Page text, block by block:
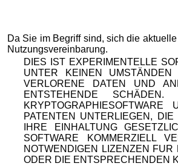
Da Sie im Begriff sind, sich die
Nutzungsvereinbarung.
DIES IST EXPERIMENTELLE
UNTER KEINEN
VERLORENE DATEN UND
ENTSTEHENDE
PATENTEN UNTERLIEGEN,
IHRE EINHALTUNG
SOFTWARE KOMMERZIELL
NOTWENDIGEN LIZENZEN
ODER DIE ENTSPRECHENDEN